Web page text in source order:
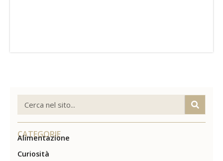
CATEGORIE
Alimentazione
Curiosità